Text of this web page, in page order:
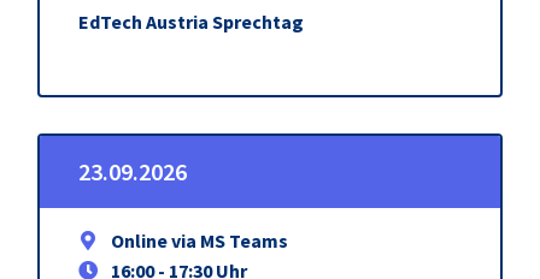
EdTech Austria Sprechtag
23.09.2026
Online via MS Teams
16:00 - 17:30 Uhr